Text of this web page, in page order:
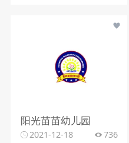
阳光苗苗幼儿园
2021-12-18 736